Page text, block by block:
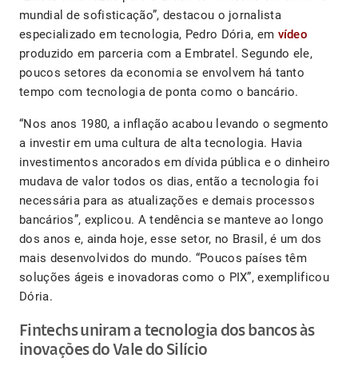
mundial de sofisticação”, destacou o jornalista
especializado em tecnologia, Pedro Dória, em vídeo
produzido em parceria com a Embratel. Segundo ele,
poucos setores da economia se envolvem há tanto
tempo com tecnologia de ponta como o bancário.
“Nos anos 1980, a inflação acabou levando o segmento
a investir em uma cultura de alta tecnologia. Havia
investimentos ancorados em dívida pública e o dinheiro
mudava de valor todos os dias, então a tecnologia foi
necessária para as atualizações e demais processos
bancários”, explicou. A tendência se manteve ao longo
dos anos e, ainda hoje, esse setor, no Brasil, é um dos
mais desenvolvidos do mundo. “Poucos países têm
soluções ágeis e inovadoras como o PIX”, exemplificou
Dória.
Fintechs uniram a tecnologia dos bancos às
inovações do Vale do Silício